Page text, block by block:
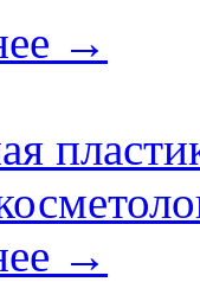
→
→